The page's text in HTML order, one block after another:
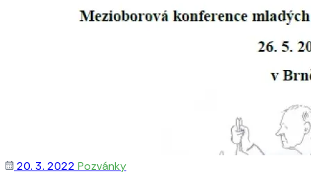
20. 3. 2022 Pozvánky